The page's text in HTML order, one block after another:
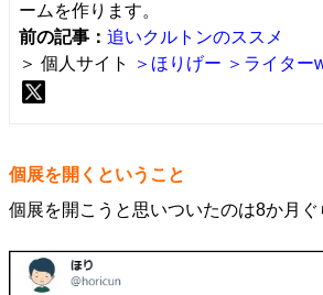
ームを作ります。
前の記事： 追いクルトンのススメ
＞ 個人サイト
＞ほりげー ＞ライター
個展を開くということ
個展を開こうと思いついたのは8か月ぐ